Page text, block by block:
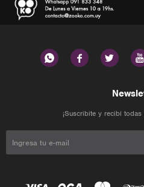
   
¡Suscribite y recibí todas